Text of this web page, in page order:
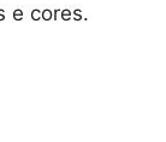
e cores.